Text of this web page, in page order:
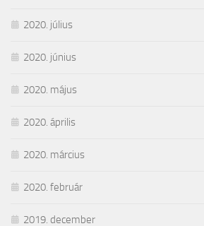
2020. július
2020. június
2020. május
2020. április
2020. március
2020. február
2019. december